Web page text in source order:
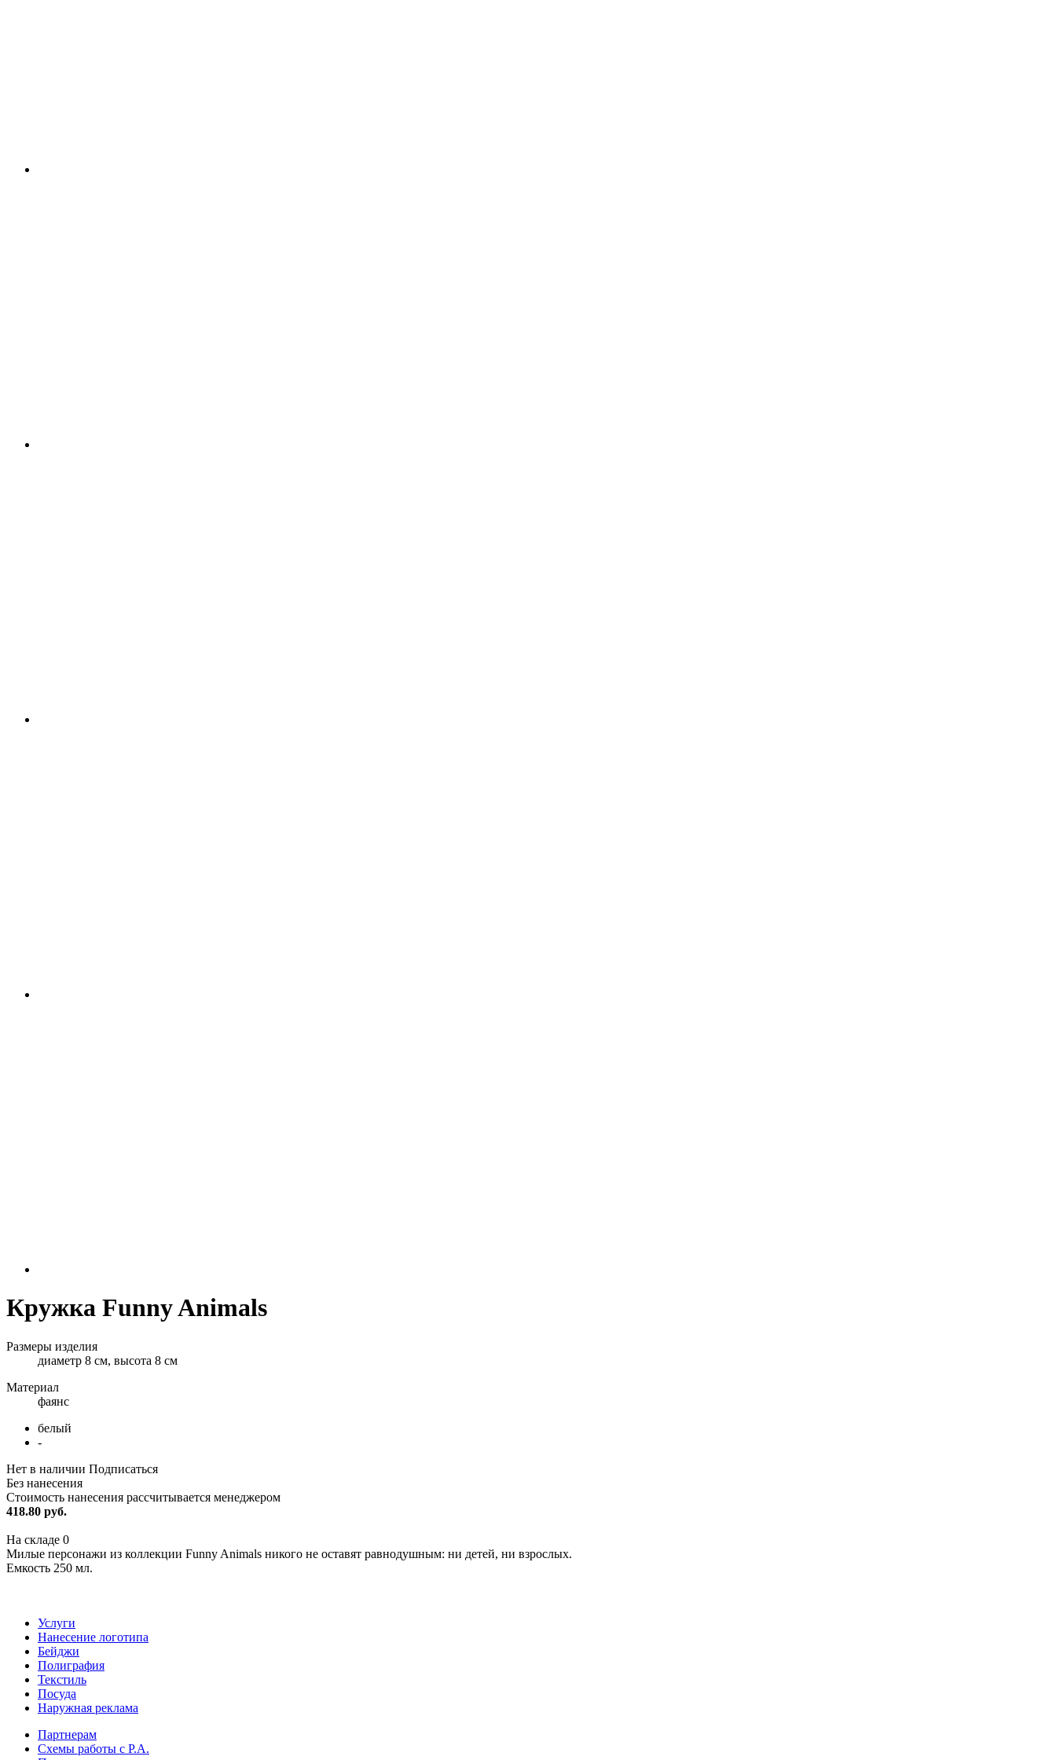
Кружка Funny Animals
Размеры изделия
диаметр 8 см, высота 8 см
Материал
фаянс
белый
-
Нет в наличии Подписаться
Без нанесения
Стоимость нанесения рассчитывается менеджером
418.80 руб.
На складе 0
Милые персонажи из коллекции Funny Animals никого не оставят равнодушным: ни детей, ни взрослых.
Емкость 250 мл.
Услуги
Нанесение логотипа
Бейджи
Полиграфия
Текстиль
Посуда
Наружная реклама
Партнерам
Схемы работы с Р.А.